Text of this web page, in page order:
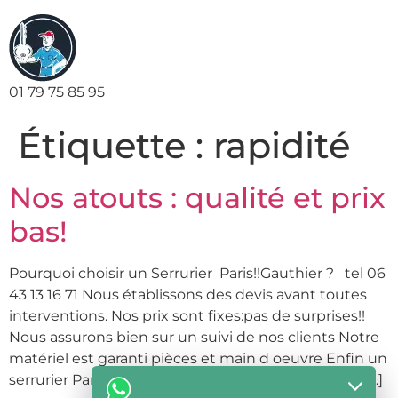
01 79 75 85 95
Étiquette : rapidité
Nos atouts : qualité et prix
bas!
Pourquoi choisir un Serrurier Paris!!Gauthier ? tel 06
43 13 16 71 Nous établissons des devis avant toutes
interventions. Nos prix sont fixes:pas de surprises!!
Nous assurons bien sur un suivi de nos clients Notre
matériel est garanti pièces et main d oeuvre Enfin un
serrurier Parisien et Banlieue pas cher et efficace ! […]